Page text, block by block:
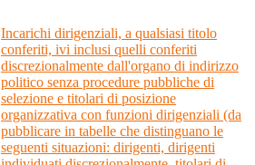
Incarichi dirigenziali, a qualsiasi titolo
conferiti, ivi inclusi quelli conferiti
discrezionalmente dall'organo di indirizzo
politico senza procedure pubbliche di
selezione e titolari di posizione
organizzativa con funzioni dirigenziali (da
pubblicare in tabelle che distinguano le
seguenti situazioni: dirigenti, dirigenti